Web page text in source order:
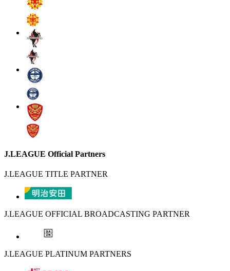
J.LEAGUE Official Partners
J.LEAGUE TITLE PARTNER
J.LEAGUE OFFICIAL BROADCASTING PARTNER
J.LEAGUE PLATINUM PARTNERS